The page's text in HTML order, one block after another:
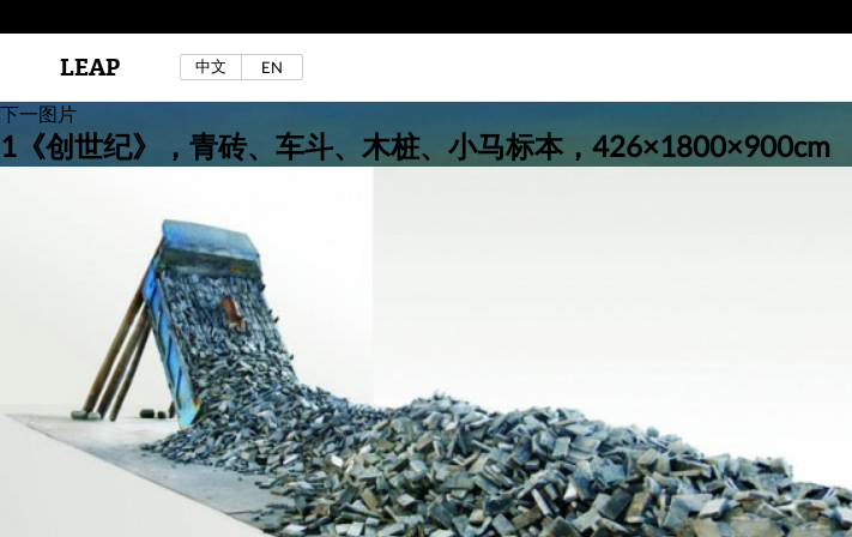
区秀诒与陈侑汝，《噩梦摇摆》，2024年。
LEAP 中文 EN
下一图片
1《创世纪》，青砖、车斗、木桩、小马标本，426×1800×900cm